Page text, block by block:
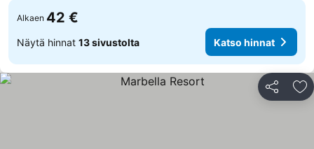
Alkaen 42 €
Näytä hinnat 13 sivustolta Katso hinnat
Jaa